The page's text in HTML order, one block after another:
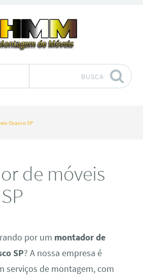
BUSCA
Osasco SP
de móveis
por um montador de
SP? A nossa empresa é
serviços de montagem, com